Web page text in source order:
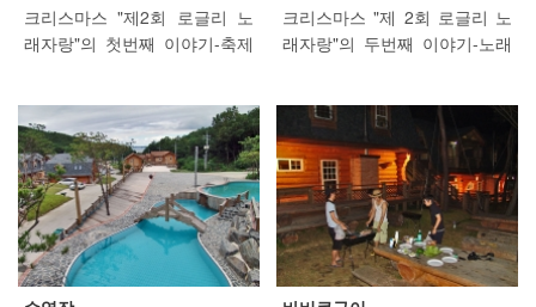
크리스마스 "제2회 로글리 노
래자랑"의 첫번째 이야기-축제
^^ 다시한번 로글리 고객 여러
분의 '끼'를 확인할 수 있는 밤
이었습니다. 잠시 알려드리는
말씀 전하고 첫번재 포스팅을
해보겠습니다..~~ =3=3 1. 12
월 27일 송년행사가 있습니다.
많은 참여 부탁드립니다(8시 3
크리스마스 "제 2회 로글리 노
래자랑"의 두번째 이야기-노래
마 즐거운 여행이 되었으면 하
는 바람에서 마련된 크리스마
스 "로글리 노래자랑"이 많은
고객 여러분의 참여로 즐거운
시간으로 마무리 되었습니다.
여기서 잠깐! 12월 27일에도 송
년행사가 있습니다. 27일 고객